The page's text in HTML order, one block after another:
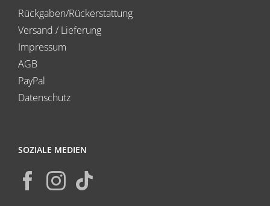
Rückgaben/Rückerstattung
Versand / Lieferung
Impressum
AGB
PayPal
Datenschutz
SOZIALE MEDIEN